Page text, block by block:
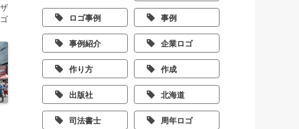
ロゴ事例 事例
事例紹介 企業ロゴ
作り方 作成
出版社 北海道
司法書士 周年ロゴ